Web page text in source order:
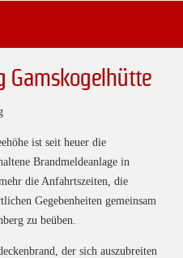
Gamskogelhütte
ist seit heuer die
Brandmeldeanlage in
die Anfahrtszeiten, die
Gegebenheiten gemeinsam
zu beüben.
der sich auszubreiten